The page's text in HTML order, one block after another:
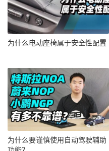
为什么电动座椅属于安全性配置
为什么要谨慎使用自动驾驶辅助